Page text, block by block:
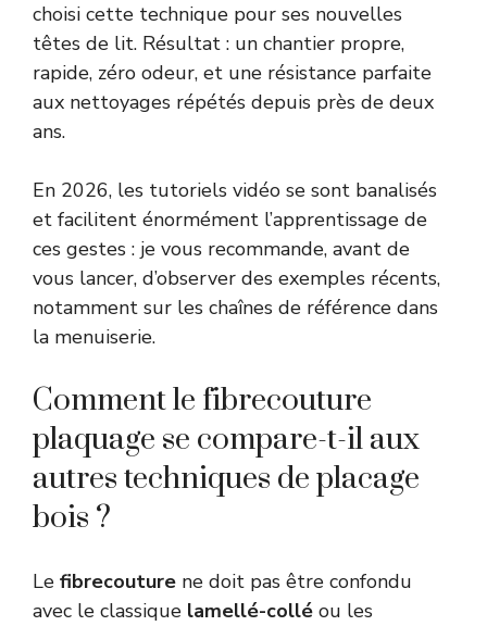
choisi cette technique pour ses nouvelles
têtes de lit. Résultat : un chantier propre,
rapide, zéro odeur, et une résistance parfaite
aux nettoyages répétés depuis près de deux
ans.
En 2026, les tutoriels vidéo se sont banalisés
et facilitent énormément l’apprentissage de
ces gestes : je vous recommande, avant de
vous lancer, d’observer des exemples récents,
notamment sur les chaînes de référence dans
la menuiserie.
Comment le fibrecouture
plaquage se compare-t-il aux
autres techniques de placage
bois ?
Le fibrecouture ne doit pas être confondu
avec le classique lamellé-collé ou les